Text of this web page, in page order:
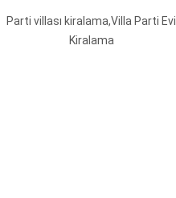
Parti villası kiralama,Villa Parti Evi
Kiralama